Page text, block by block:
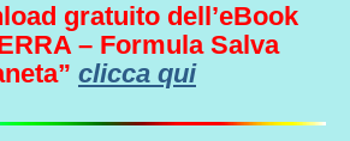
gratuito dell’eBook
– Formula Salva
clicca qui